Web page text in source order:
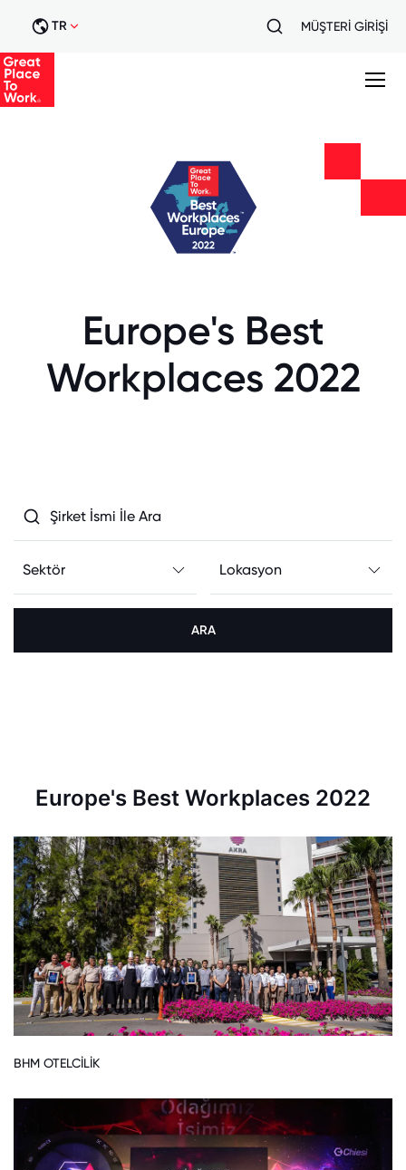
TR MÜŞTERİ GİRİŞİ
Europe's Best
Workplaces 2022
ARA
Europe's Best Workplaces 2022
BHM OTELCİLİK